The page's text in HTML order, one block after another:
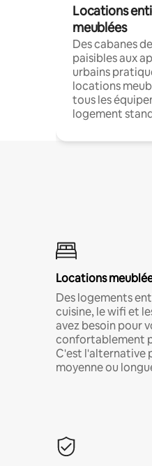
Locations
meublées
Des cabanes
paisibles aux
urbains
locations
tous les
logement
Locations
Des logements
cuisine, le wifi et
avez besoin pour
confortablement
C'est l'alternative
moyenne ou